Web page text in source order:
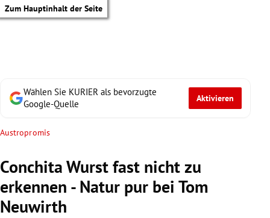
Zum Hauptinhalt der Seite
Wählen Sie KURIER als bevorzugte
Google-Quelle
Aktivieren
Austropromis
Conchita Wurst fast nicht zu
erkennen - Natur pur bei Tom
Neuwirth